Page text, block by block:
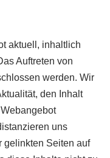
aktuell, inhaltlich
Auftreten von
werden. Wir
den Inhalt
uns
gelinkten Seiten auf